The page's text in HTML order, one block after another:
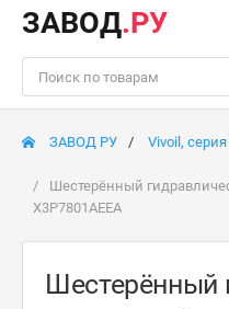
ЗАВОД.РУ
ЗАВОД РУ Vivoil, серия
Шестерённый
X3P7801AEEA
Шестерённый